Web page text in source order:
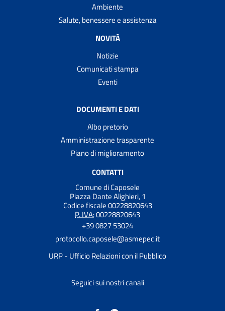
Ambiente
Salute, benessere e assistenza
NOVITÀ
Notizie
Comunicati stampa
Eventi
DOCUMENTI E DATI
Albo pretorio
Amministrazione trasparente
Piano di miglioramento
CONTATTI
Comune di Caposele
Piazza Dante Alighieri, 1
Codice fiscale 00228820643
P. IVA:00228820643
+39 0827 53024
protocollo.caposele@asmepec.it
URP - Ufficio Relazioni con il Pubblico
Seguici sui nostri canali